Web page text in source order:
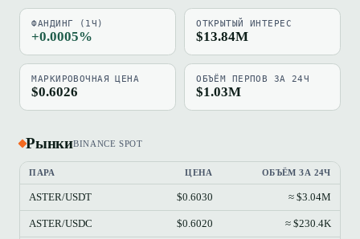
ФАНДИНГ (1Ч)
+0.0005%
ОТКРЫТЫЙ ИНТЕРЕС
$13.84M
МАРКИРОВОЧНАЯ ЦЕНА
$0.6026
ОБЪЁМ ПЕРПОВ ЗА 24Ч
$1.03M
РынкиBINANCE SPOT
ПАРА ЦЕНА ОБЪЁМ ЗА 24Ч
ASTER/USDT $0.6030 ≈ $3.04M
ASTER/USDC $0.6020 ≈ $230.4K